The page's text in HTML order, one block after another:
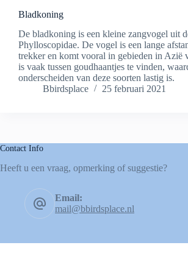
Bladkoning
De bladkoning is een kleine zangvogel uit
Phylloscopidae. De vogel is een lange
trekker en komt vooral in gebieden in Azië
is vaak tussen goudhaantjes te vinden,
onderscheiden van deze soorten lastig is.
Bbirdsplace
25 februari 2021
Contact Info
Heeft u een vraag, opmerking of suggestie?
Email:
mail@bbirdsplace.nl